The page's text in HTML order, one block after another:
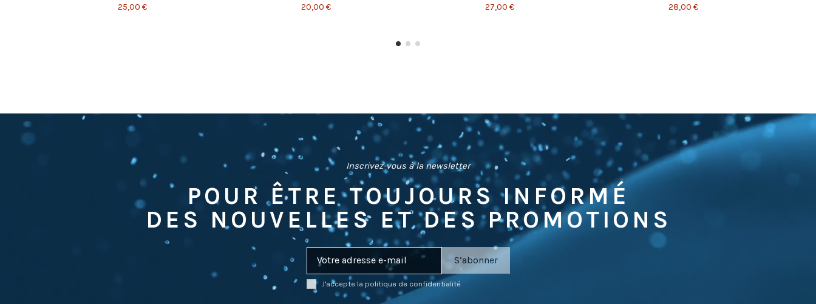
25,00 € 20,00 € 27,00 € 28,00 €
Inscrivez-vous à la newsletter
POUR ÊTRE TOUJOURS INFORMÉ
DES NOUVELLES ET DES PROMOTIONS
J'accepte la politique de confidentialité